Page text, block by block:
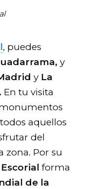
, puedes
y
y La
En tu visita
aquellos
del
zona. Por su
forma
de la